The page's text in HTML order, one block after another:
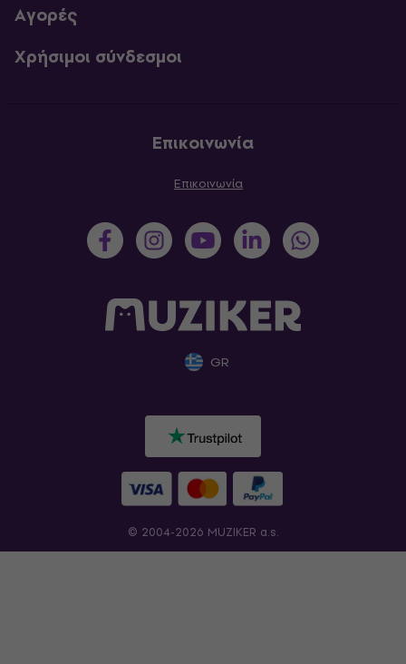
Αγορές
Χρήσιμοι σύνδεσμοι
Επικοινωνία
Επικοινωνία
GR
© 2004-2026 MUZIKER a.s.